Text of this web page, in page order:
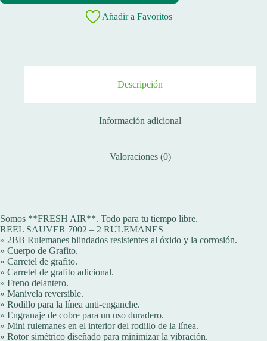
2
Añadir a Favoritos
Descripción
Información adicional
Valoraciones (0)
Somos **FRESH AIR**. Todo para tu tiempo libre.
REEL SAUVER 7002 – 2 RULEMANES
» 2BB Rulemanes blindados resistentes al óxido y la corrosión.
» Cuerpo de Grafito.
» Carretel de grafito.
» Carretel de grafito adicional.
» Freno delantero.
» Manivela reversible.
» Rodillo para la línea anti-enganche.
» Engranaje de cobre para un uso duradero.
» Mini rulemanes en el interior del rodillo de la línea.
» Rotor simétrico diseñado para minimizar la vibración.